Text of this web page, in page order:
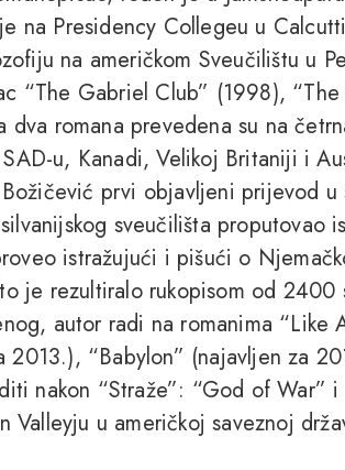
na Presidency Collegeu u
na američkom Sveučilištu u
“The Gabriel Club” (1998),
dva romana prevedena su na
u, Kanadi, Velikoj Britaniji i
prvi objavljeni prijevod u
sveučilišta proputovao
istražujući i pišući o
je rezultiralo rukopisom od 2400
autor radi na romanima “Like
“Babylon” (najavljen za
nakon “Straže”: “God of War” i
Valleyju u američkoj saveznoj